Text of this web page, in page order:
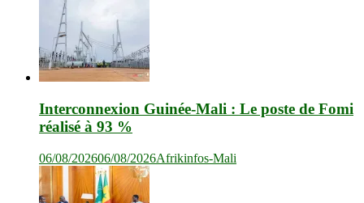
Interconnexion Guinée-Mali : Le poste de Fomi
réalisé à 93 %
06/08/202606/08/2026Afrikinfos-Mali